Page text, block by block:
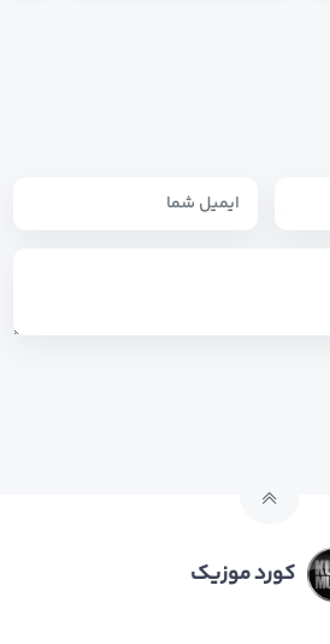
کورد موزیک